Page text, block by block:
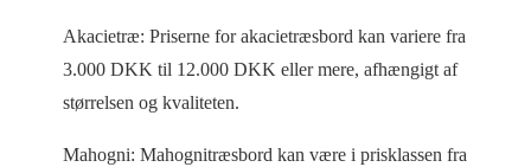
Akacietræ: Priserne for akacietræsbord kan variere fra
3.000 DKK til 12.000 DKK eller mere, afhængigt af
størrelsen og kvaliteten.
Mahogni: Mahognitræsbord kan være i prisklassen fra